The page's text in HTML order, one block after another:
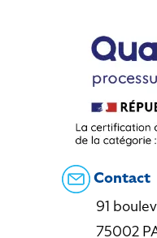
Contact
91
75002